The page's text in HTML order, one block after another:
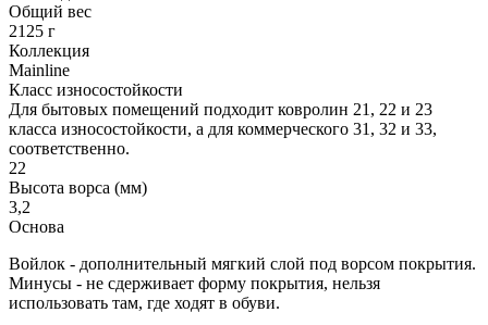
Общий вес
2125 г
Коллекция
Mainline
Класс износостойкости
Для бытовых помещений подходит ковролин 21, 22 и 23
класса износостойкости, а для коммерческого 31, 32 и 33,
соответственно.
22
Высота ворса (мм)
3,2
Основа
Войлок - дополнительный мягкий слой под ворсом покрытия.
Минусы - не сдерживает форму покрытия, нельзя
использовать там, где ходят в обуви.